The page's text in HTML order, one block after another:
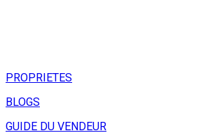
PROPRIETES
BLOGS
GUIDE DU VENDEUR